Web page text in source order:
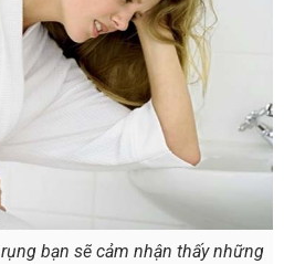
bạn sẽ cảm nhận thấy những